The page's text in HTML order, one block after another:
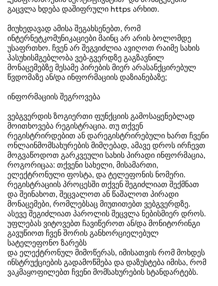
გაცვლა ხდება დაშიფრული https არხით.
მიუხედავად ამისა შეგახსენებთ, რომ
ინტერნეტკომუნიკაციები მაინც არ არის ბოლომდე
უსაფრთხო. ჩვენ არ შეგვიძლია ავიღოთ რაიმე სახის
პასუხისმგებლობა ვებ-გვერდზე გაგზავნილ
მონაცემებზე მესამე პირების მიერ არასანქცირებულ
წვდომაზე ან/და ინფორმაციის დაზიანებაზე;
ინფორმაციის შეგროვება
ვებგვერდის ზოგიერთი ფუნქციის გამოსაყენებლად
მოითხოვება რეგისტრაცია. თუ თქვენ
რეგისტრირდებით ან დარეგისტრირებული ხართ ჩვენი
ონლაინმომსახურების მიმღებად, ამავე დროს ირჩევთ
მოგვაწოდოთ გარკვეული სახის პირადი ინფორმაცია,
როგორიცაა: თქვენი სახელი, მისამართი,
ელექტრონული ფოსტა, და ტელეფონის ნომერი.
რეგისტრაციის პროცესში თქვენ შეგიძლიათ შექმნათ
და შეინახოთ, შეცვალოთ ან წაშალოთ პირადი
მონაცემები, რომლებსაც მიუთითებთ ვებგვერდზე.
ასევე შეგიძლიათ პაროლის შეცვლა ნებისმიერ დროს.
უფლებას ვიტოვებთ ჩავიწეროთ ან/და მონიტორინგი
გავუწიოთ ჩვენ შორის განხორციელებულ
სატელეფონო ზარებს
და ელექტრონულ მიმოწერას, იმისათვის რომ მოხდეს
ინსტრუქციების გადამოწმება და დაზუსტება იმისა, რომ
ვაკმაყოფილებთ ჩვენი მომსახურების სტანდარტებს.